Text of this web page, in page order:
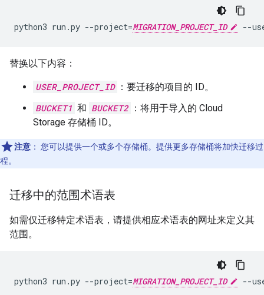
python3 run.py --project=MIGRATION_PROJECT_ID --
替换以下内容：
USER_PROJECT_ID ：要迁移的项目的 ID。
BUCKET1 和 BUCKET2 ：将用于导入的 Cloud
Storage 存储桶 ID。
注意 ： 您可以提供一个或多个存储桶。提供更多存储桶将加快迁移过
程。
迁移中的范围术语表
如需仅迁移特定术语表，请提供相应术语表的网址来定义其
范围。
python3 run.py --project=MIGRATION_PROJECT_ID --